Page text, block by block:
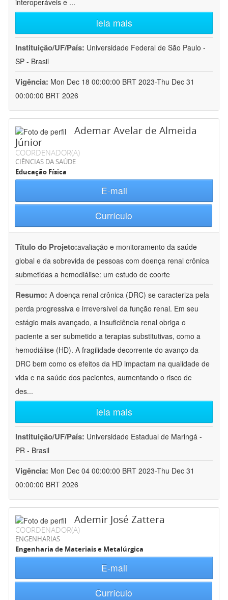
interoperáveis e ...
leia mais
Instituição/UF/País: Universidade Federal de São Paulo -
SP - Brasil
Vigência: Mon Dec 18 00:00:00 BRT 2023-Thu Dec 31
00:00:00 BRT 2026
Ademar Avelar de Almeida
Júnior
COORDENADOR(A)
CIÊNCIAS DA SAÚDE
Educação Física
E-mail
Currículo
Título do Projeto:avaliação e monitoramento da saúde
global e da sobrevida de pessoas com doença renal crônica
submetidas a hemodiálise: um estudo de coorte
Resumo: A doença renal crônica (DRC) se caracteriza pela
perda progressiva e irreversível da função renal. Em seu
estágio mais avançado, a insuficiência renal obriga o
paciente a ser submetido a terapias substitutivas, como a
hemodiálise (HD). A fragilidade decorrente do avanço da
DRC bem como os efeitos da HD impactam na qualidade de
vida e na saúde dos pacientes, aumentando o risco de
des...
leia mais
Instituição/UF/País: Universidade Estadual de Maringá -
PR - Brasil
Vigência: Mon Dec 04 00:00:00 BRT 2023-Thu Dec 31
00:00:00 BRT 2026
Ademir José Zattera
COORDENADOR(A)
ENGENHARIAS
Engenharia de Materiais e Metalúrgica
E-mail
Currículo